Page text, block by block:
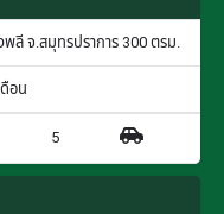
พลี จ.สมุทรปราการ 300 ตรม.
อน
5